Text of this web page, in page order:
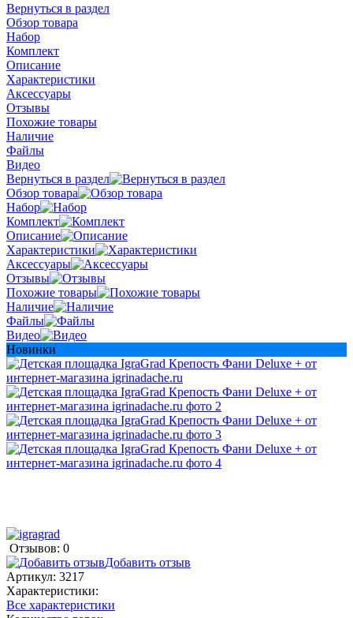
Вернуться в раздел
Обзор товара
Набор
Комплект
Описание
Характеристики
Аксессуары
Отзывы
Похожие товары
Наличие
Файлы
Видео
Вернуться в раздел
Обзор товара
Набор
Комплект
Описание
Характеристики
Аксессуары
Отзывы
Похожие товары
Наличие
Файлы
Видео
Новинки
Отзывов: 0
Добавить отзыв
Артикул: 3217
Характеристики:
Все характеристики